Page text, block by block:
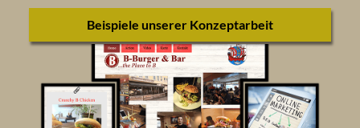
Beispiele unserer Konzeptarbeit